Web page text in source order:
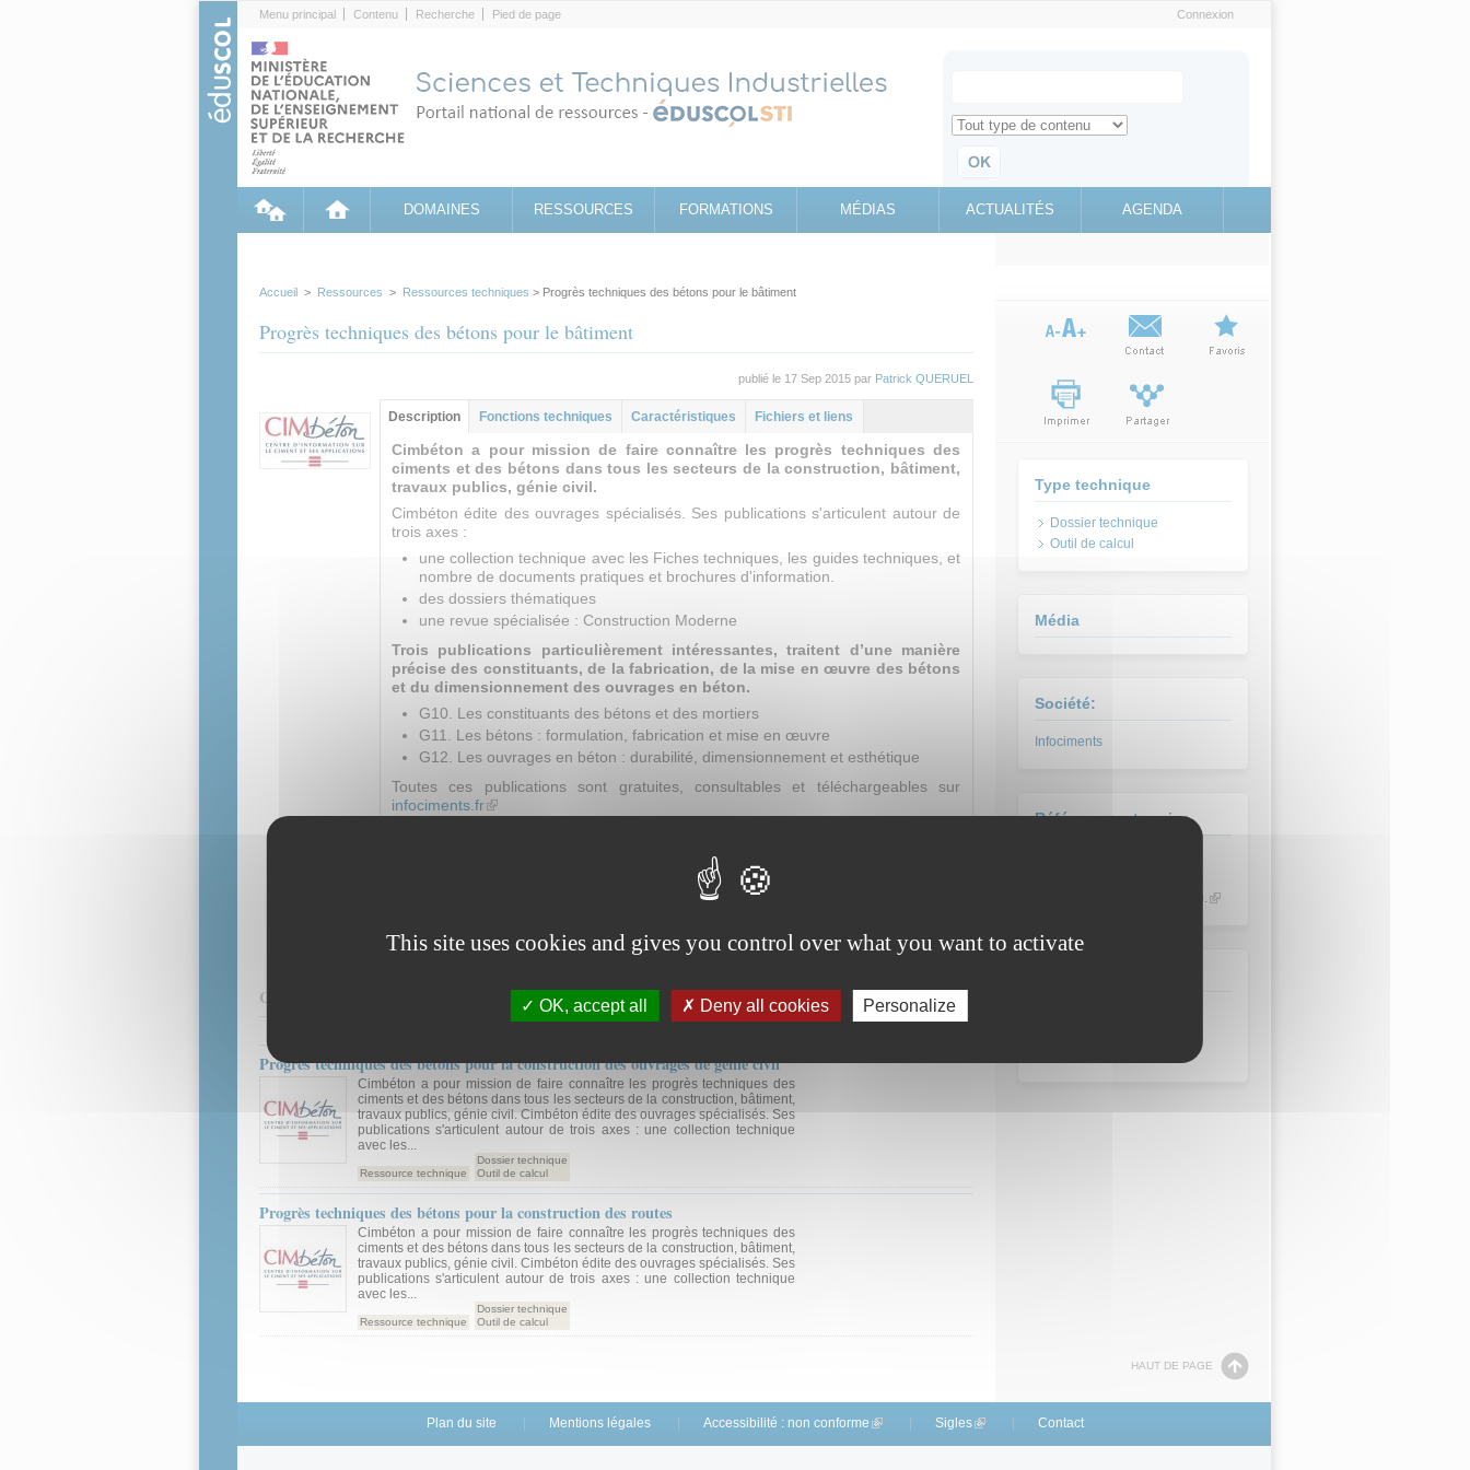
Menu principal Contenu Recherche Pied de page Connexion
Search for
Retrouvez toute l'information sur le site education.gouv.fr
DOMAINES RESSOURCES FORMATIONS MÉDIAS ACTUALITÉS AGENDA
Accueil > Ressources > Ressources techniques > Progrès techniques des bétons pour le bâtiment
Progrès techniques des bétons pour le bâtiment
publié le 17 Sep 2015 par Patrick QUERUEL
Groupe principal
Description (onglet
actif)
Fonctions techniques Caractéristiques Fichiers et liens
Cimbéton a pour mission de faire connaître les progrès techniques des
ciments et des bétons dans tous les secteurs de la construction, bâtiment,
travaux publics, génie civil.
Cimbéton édite des ouvrages spécialisés. Ses publications s'articulent autour de
trois axes :
une collection technique avec les Fiches techniques, les guides techniques, et
nombre de documents pratiques et brochures d'information.
des dossiers thématiques
une revue spécialisée : Construction Moderne
Trois publications particulièrement intéressantes, traitent d’une manière
précise des constituants, de la fabrication, de la mise en œuvre des bétons
et du dimensionnement des ouvrages en béton.
G10. Les constituants des bétons et des mortiers
G11. Les bétons : formulation, fabrication et mise en œuvre
G12. Les ouvrages en béton : durabilité, dimensionnement et esthétique
Toutes ces publications sont gratuites, consultables et téléchargeables sur
infociments.fr(link is external)
Vous pouvez aussi vous abonner gratuitement à la revue spécialisée trimestrielle :
Construction Moderne par le même courriel ci-dessus.
Nota : sur un même sujet, privilégier le document le plus récent qui tient
Contenus associés :
Progrès techniques des bétons pour la construction des ouvrages de génie civil
Cimbéton a pour mission de faire connaître les progrès techniques des
ciments et des bétons dans tous les secteurs de la construction, bâtiment,
travaux publics, génie civil. Cimbéton édite des ouvrages spécialisés. Ses
publications s'articulent autour de trois axes : une collection technique
avec les...
Ressource technique
Dossier technique
Outil de calcul
Progrès techniques des bétons pour la construction des routes
Cimbéton a pour mission de faire connaître les progrès techniques des
ciments et des bétons dans tous les secteurs de la construction, bâtiment,
travaux publics, génie civil. Cimbéton édite des ouvrages spécialisés. Ses
publications s'articulent autour de trois axes : une collection technique
avec les...
Ressource technique
Dossier technique
Outil de calcul
Type technique
Dossier technique
Outil de calcul
Média
Société:
Infociments
Référence entreprise
Cimbéton, l’ATILH et Bétocib. (link is
HAUT DE PAGE
Plan du site Mentions légales Accessibilité : non conforme (link is external)
Sigles(link is external)
Contact
This site uses cookies and gives you control over what you want to activate
OK, accept all Deny all cookies Personalize